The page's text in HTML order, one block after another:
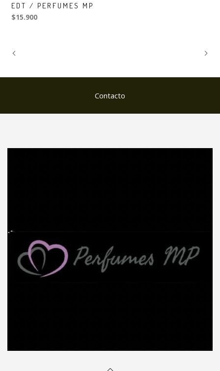
EDT / PERFUMES MP
$15.900
Contacto